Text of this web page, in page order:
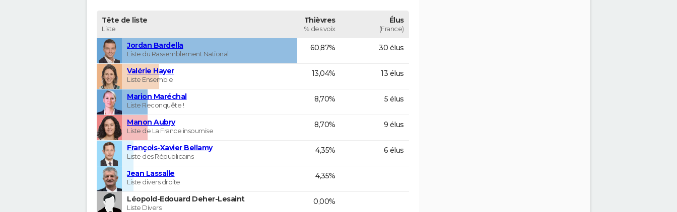
Tête de liste
Liste
Thièvres
% des voix
Élus
(France)
Jordan Bardella
Liste du Rassemblement National
60,87% 30 élus
Valérie Hayer
Liste Ensemble
13,04% 13 élus
Marion Maréchal
Liste Reconquête !
8,70% 5 élus
Manon Aubry
Liste de La France insoumise
8,70% 9 élus
François-Xavier Bellamy
Liste des Républicains
4,35% 6 élus
Jean Lassalle
Liste divers droite
4,35%
Léopold-Edouard Deher-Lesaint
Liste Divers
0,00%